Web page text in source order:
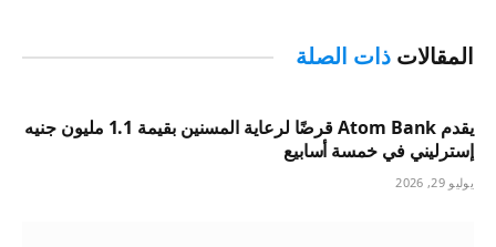
المقالات ذات الصلة
يقدم Atom Bank قرضًا لرعاية المسنين بقيمة 1.1 مليون جنيه
إسترليني في خمسة أسابيع
يوليو 29, 2026